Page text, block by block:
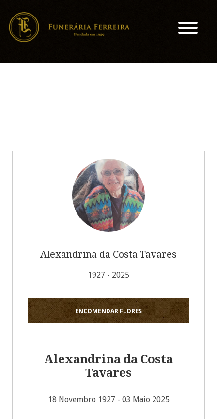
Alexandrina da Costa Tavares
1927 - 2025
ENCOMENDAR FLORES
Alexandrina da Costa
Tavares
18 Novembro 1927 - 03 Maio 2025